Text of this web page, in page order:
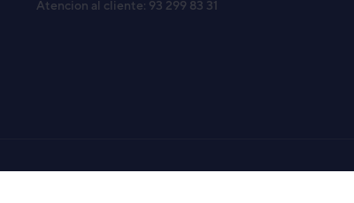
Atencion al cliente: 93 299 83 31